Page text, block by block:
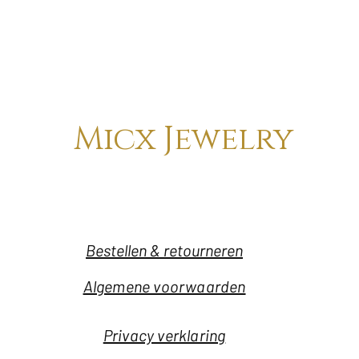
Micx Jewelry
Bestellen & retourneren
Algemene voorwaarden
Privacy verklaring